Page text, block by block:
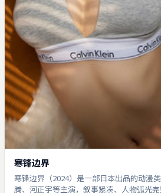
寒锋边界
寒锋边界（2024）是一部日本出品的动漫
腾、河正宇等主演，叙事紧凑、人物弧光完